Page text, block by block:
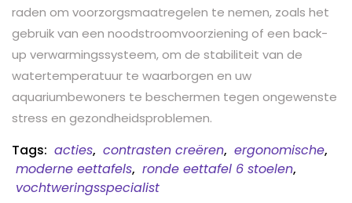
raden om voorzorgsmaatregelen te nemen, zoals het
gebruik van een noodstroomvoorziening of een back-
up verwarmingssysteem, om de stabiliteit van de
watertemperatuur te waarborgen en uw
aquariumbewoners te beschermen tegen ongewenste
stress en gezondheidsproblemen.
Tags: acties, contrasten creëren, ergonomische,
moderne eettafels, ronde eettafel 6 stoelen,
vochtweringsspecialist